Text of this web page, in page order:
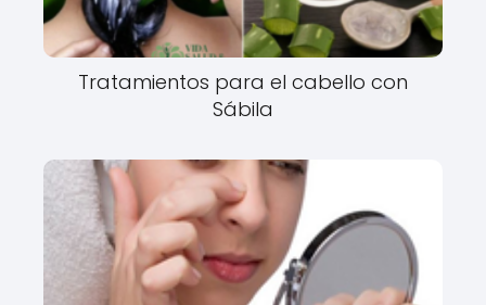
Tratamientos para el cabello con
Sábila